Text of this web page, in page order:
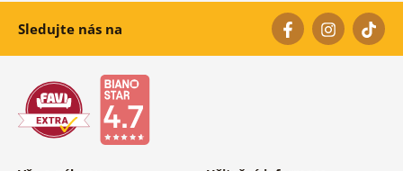
Sledujte nás na